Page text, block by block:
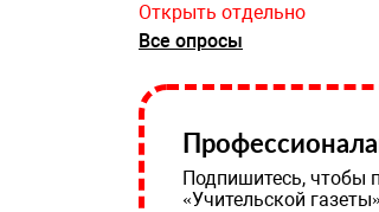
Открыть отдельно
Все опросы
Подпишитесь, чтобы
«Учительской